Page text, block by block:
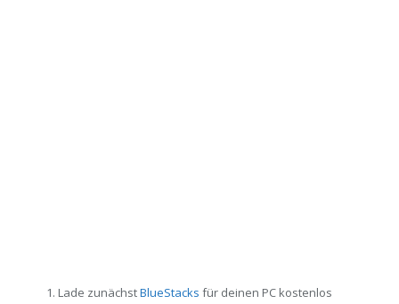
Lade zunächstBlueStacks für deinen PC kostenlos